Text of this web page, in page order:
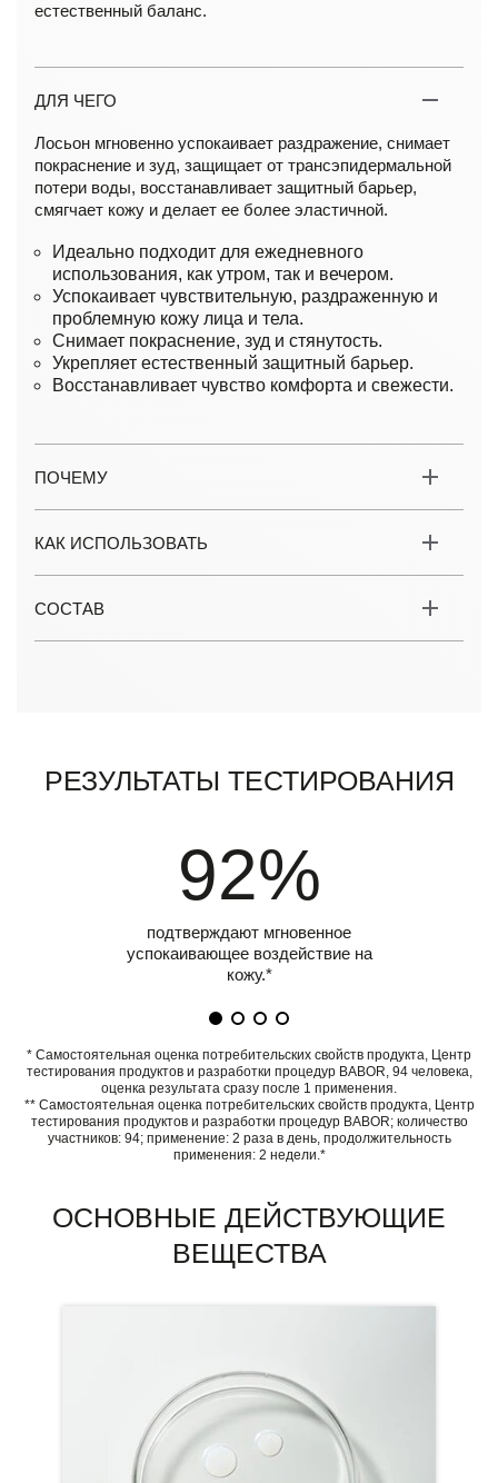
естественный баланс.
ДЛЯ ЧЕГО
Лосьон мгновенно успокаивает раздражение, снимает
покраснение и зуд, защищает от трансэпидермальной
потери воды, восстанавливает защитный барьер,
смягчает кожу и делает ее более эластичной.
Идеально подходит для ежедневного
использования, как утром, так и вечером.
Успокаивает чувствительную, раздраженную и
проблемную кожу лица и тела.
Снимает покраснение, зуд и стянутость.
Укрепляет естественный защитный барьер.
Восстанавливает чувство комфорта и свежести.
ПОЧЕМУ
КАК ИСПОЛЬЗОВАТЬ
СОСТАВ
Результаты тестирования
92%
подтверждают мгновенное
успокаивающее воздействие на
кожу.*
* Самостоятельная оценка потребительских свойств продукта, Центр
тестирования продуктов и разработки процедур BABOR, 94 человека,
оценка результата сразу после 1 применения.
** Самостоятельная оценка потребительских свойств продукта, Центр
тестирования продуктов и разработки процедур BABOR; количество
участников: 94; применение: 2 раза в день, продолжительность
применения: 2 недели.*
ОСНОВНЫЕ ДЕЙСТВУЮЩИЕ
ВЕЩЕСТВА